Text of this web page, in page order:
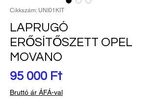
Cikkszám: UNI01KIT
LAPRUGÓ
ERŐSÍTŐSZETT OPEL
MOVANO
95 000 FtÁr
Bruttó ár ÁFÁ-val